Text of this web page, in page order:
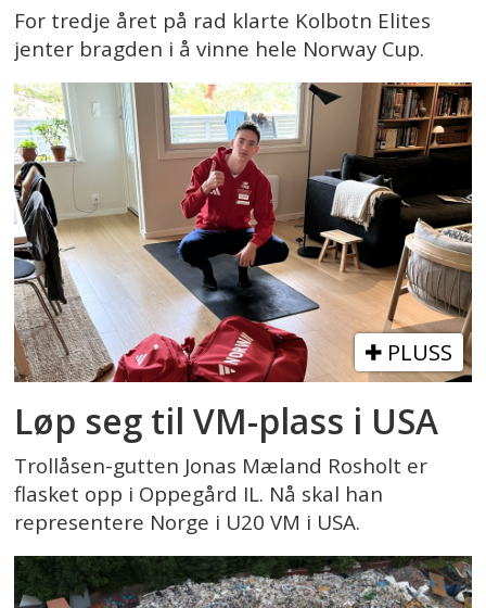
For tredje året på rad klarte Kolbotn Elites
jenter bragden i å vinne hele Norway Cup.
PLUSS
Løp seg til VM-plass i USA
Trollåsen-gutten Jonas Mæland Rosholt er
flasket opp i Oppegård IL. Nå skal han
representere Norge i U20 VM i USA.